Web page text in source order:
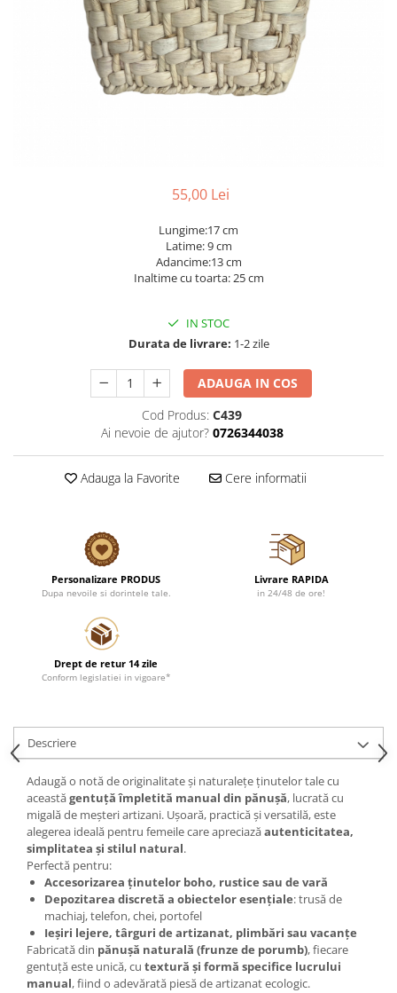
55,00 Lei
Lungime:17 cm
Latime: 9 cm
Adancime:13 cm
Inaltime cu toarta: 25 cm
IN STOC
Durata de livrare: 1-2 zile
ADAUGA IN COS
Cod Produs: C439
Ai nevoie de ajutor? 0726344038
Adauga la Favorite Cere informatii
Personalizare PRODUS
Dupa nevoile si dorintele tale.
Livrare RAPIDA
in 24/48 de ore!
Drept de retur 14 zile
Conform legislatiei in vigoare*
Descriere
Adaugă o notă de originalitate și naturalețe ținutelor tale cu
aceastăgentuță împletită manual din pănușă, lucrată cu
migală de meșteri artizani. Ușoară, practică și versatilă, este
alegerea ideală pentru femeile care apreciazăautenticitatea,
simplitatea și stilul natural.
Perfectă pentru:
Accesorizarea ținutelor boho, rustice sau de vară
Depozitarea discretă a obiectelor esențiale: trusă de
machiaj, telefon, chei, portofel
Ieșiri lejere, târguri de artizanat, plimbări sau vacanțe
Fabricată din pănușă naturală (frunze de porumb), fiecare
gentuță este unică, cu textură și formă specifice lucrului
manual, fiind o adevărată piesă de artizanat ecologic.